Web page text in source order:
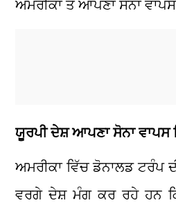
ਅਮਰੀਕਾ ਤੋਂ ਆਪਣਾ ਸੋਨਾ
ਯੂਰਪੀ ਦੇਸ਼ ਆਪਣਾ ਸੋਨਾ ਵਾਪਸ
ਅਮਰੀਕਾ ਵਿੱਚ ਡੋਨਾਲਡ ਟਰੰਪ
ਵਰਗੇ ਦੇਸ਼ ਮੰਗ ਕਰ ਰਹੇ ਹਨ